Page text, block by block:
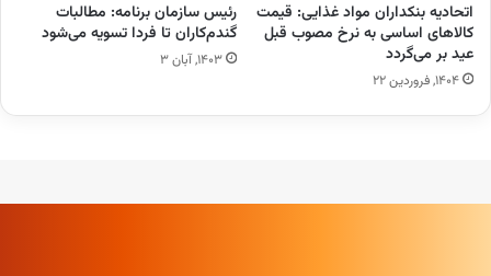
اتحادیه بنکداران مواد غذایی: قیمت
کالاهای اساسی به نرخ مصوب قبل
عید بر می‌گردد
۱۴۰۴, فروردین ۲۲
رئیس سازمان برنامه: مطالبات
گندم‌کاران تا فردا تسویه می‌شود
۱۴۰۳, آبان ۳